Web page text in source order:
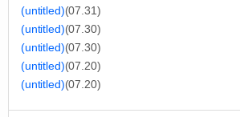
(untitled)(07.31)
(untitled)(07.30)
(untitled)(07.30)
(untitled)(07.20)
(untitled)(07.20)